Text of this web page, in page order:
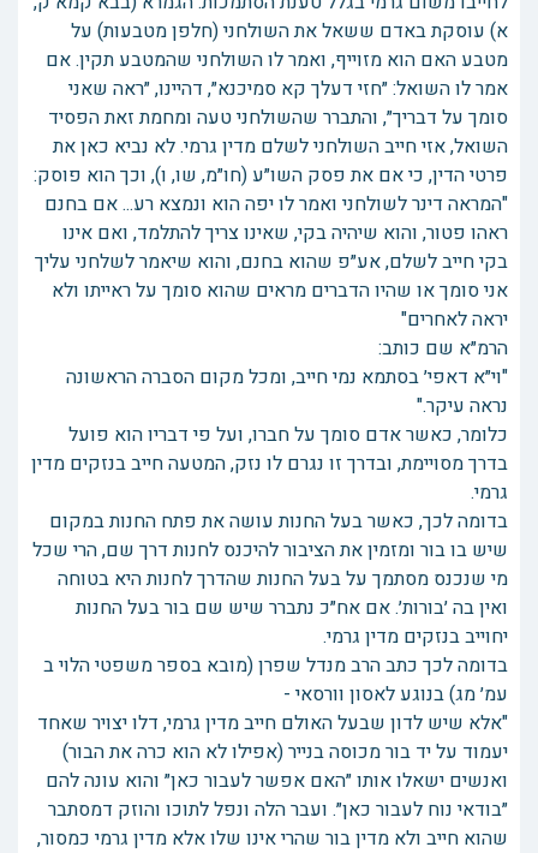
א) עוסקת באדם ששאל את השולחני (חלפן מטבעות) על
מטבע האם הוא מזוייף, ואמר לו השולחני שהמטבע תקין. אם
אמר לו השואל: ״חזי דעלך קא סמיכנא״, דהיינו, ״ראה שאני
סומך על דבריך״, והתברר שהשולחני טעה ומחמת זאת הפסיד
השואל, אזי חייב השולחני לשלם מדין גרמי. לא נביא כאן את
פרטי הדין, כי אם את פסק השו״ע (חו״מ, שו, ו), וכך הוא פוסק:
"המראה דינר לשולחני ואמר לו יפה הוא ונמצא רע... אם בחנם
ראהו פטור, והוא שיהיה בקי, שאינו צריך להתלמד, ואם אינו
בקי חייב לשלם, אע״פ שהוא בחנם, והוא שיאמר לשלחני עליך
אני סומך או שהיו הדברים מראים שהוא סומך על ראייתו ולא
יראה לאחרים"
הרמ״א שם כותב:
"וי״א דאפי׳ בסתמא נמי חייב, ומכל מקום הסברה הראשונה
נראה עיקר."
כלומר, כאשר אדם סומך על חברו, ועל פי דבריו הוא פועל
בדרך מסויימת, ובדרך זו נגרם לו נזק, המטעה חייב בנזקים מדין
גרמי.
בדומה לכך, כאשר בעל החנות עושה את פתח החנות במקום
שיש בו בור ומזמין את הציבור להיכנס לחנות דרך שם, הרי שכל
מי שנכנס מסתמך על בעל החנות שהדרך לחנות היא בטוחה
ואין בה ׳בורות׳. אם אח״כ נתברר שיש שם בור בעל החנות
יחוייב בנזקים מדין גרמי.
בדומה לכך כתב הרב מנדל שפרן (מובא בספר משפטי הלוי ב
עמ׳ מג) בנוגע לאסון וורסאי -
"אלא שיש לדון שבעל האולם חייב מדין גרמי, דלו יצויר שאחד
יעמוד על יד בור מכוסה בנייר (אפילו לא הוא כרה את הבור)
ואנשים ישאלו אותו ״האם אפשר לעבור כאן״ והוא עונה להם
״בודאי נוח לעבור כאן״. ועבר הלה ונפל לתוכו והוזק דמסתבר
שהוא חייב ולא מדין בור שהרי אינו שלו אלא מדין גרמי כמסור,